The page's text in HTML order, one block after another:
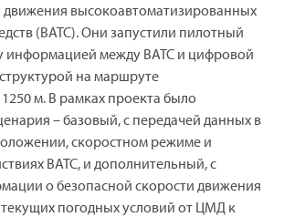
высокоавтоматизированных
(ВАТС). Они запустили пилотный
информацией между ВАТС и цифровой
на маршруте
м. В рамках проекта было
– базовый, с передачей данных в
скоростном режиме и
ВАТС, и дополнительный, с
о безопасной скорости движения
текущих погодных условий от ЦМД к